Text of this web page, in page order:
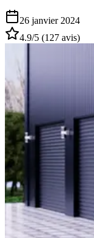
26 janvier 2024
4.9/5 (127 avis)